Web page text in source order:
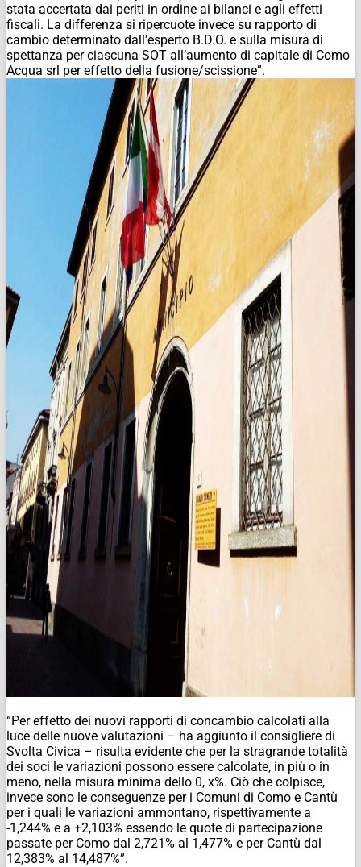
stata accertata dai periti in ordine ai bilanci e agli effetti
fiscali. La differenza si ripercuote invece su rapporto di
cambio determinato dall’esperto B.D.O. e sulla misura di
spettanza per ciascuna SOT all’aumento di capitale di Como
Acqua srl per effetto della fusione/scissione”.
“Per effetto dei nuovi rapporti di concambio calcolati alla
luce delle nuove valutazioni – ha aggiunto il consigliere di
Svolta Civica – risulta evidente che per la stragrande totalità
dei soci le variazioni possono essere calcolate, in più o in
meno, nella misura minima dello 0, x%. Ciò che colpisce,
invece sono le conseguenze per i Comuni di Como e Cantù
per i quali le variazioni ammontano, rispettivamente a
-1,244% e a +2,103% essendo le quote di partecipazione
passate per Como dal 2,721% al 1,477% e per Cantù dal
12,383% al 14,487%”.